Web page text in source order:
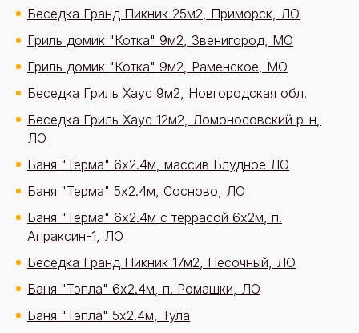
Беседка Гранд Пикник 25м2, Приморск, ЛО
Гриль домик "Котка" 9м2, Звенигород, МО
Гриль домик "Котка" 9м2, Раменское, МО
Беседка Гриль Хаус 9м2, Новгородская обл.
Беседка Гриль Хаус 12м2, Ломоносовский р-н,
ЛО
Баня "Терма" 6х2.4м, массив Блудное ЛО
Баня "Терма" 5х2.4м, Сосново, ЛО
Баня "Терма" 6х2.4м с террасой 6х2м, п.
Апраксин-1, ЛО
Беседка Гранд Пикник 17м2, Песочный, ЛО
Баня "Тэпла" 6х2.4м, п. Ромашки, ЛО
Баня "Тэпла" 5х2.4м, Тула